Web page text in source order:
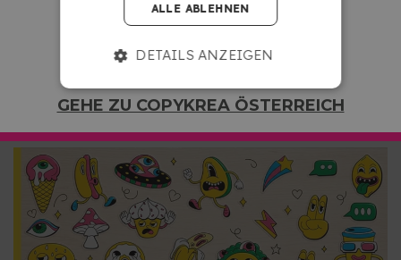
GEHE ZU COPYKREA ÖSTERREICH
Hol dir intensive Farben, scharfe Details und einen
auffälligen Relief-Effekt, der deine Designs richtig zur
oder Mattfinish wählen, ganz nach deinem Geschmack. Ein
Premium-Finish, das Logos, Illustrationen oder Namen
mehr Tiefe und Präsenz verleiht.
ALLE ABLEHNEN
DETAILS ANZEIGEN